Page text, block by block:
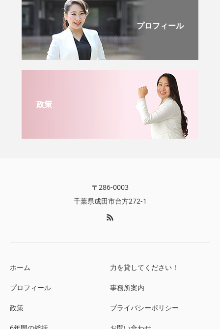
プロフィール
政策
〒286-0003
千葉県成田市台方272-1
ホーム
プロフィール
政策
力を貸してください！
事務所案内
プライバシーポリシー